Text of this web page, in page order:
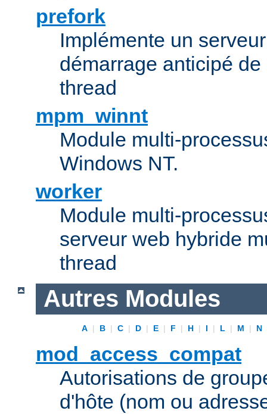
prefork
Implémente un
démarrage anticipé
thread
mpm_winnt
Module multi-
Windows NT.
worker
Module multi-
serveur web hybride
thread
Autres Modules
A | B | C | D | E | F | H | I | L | M | N
mod_access_compat
Autorisations de
d'hôte (nom ou